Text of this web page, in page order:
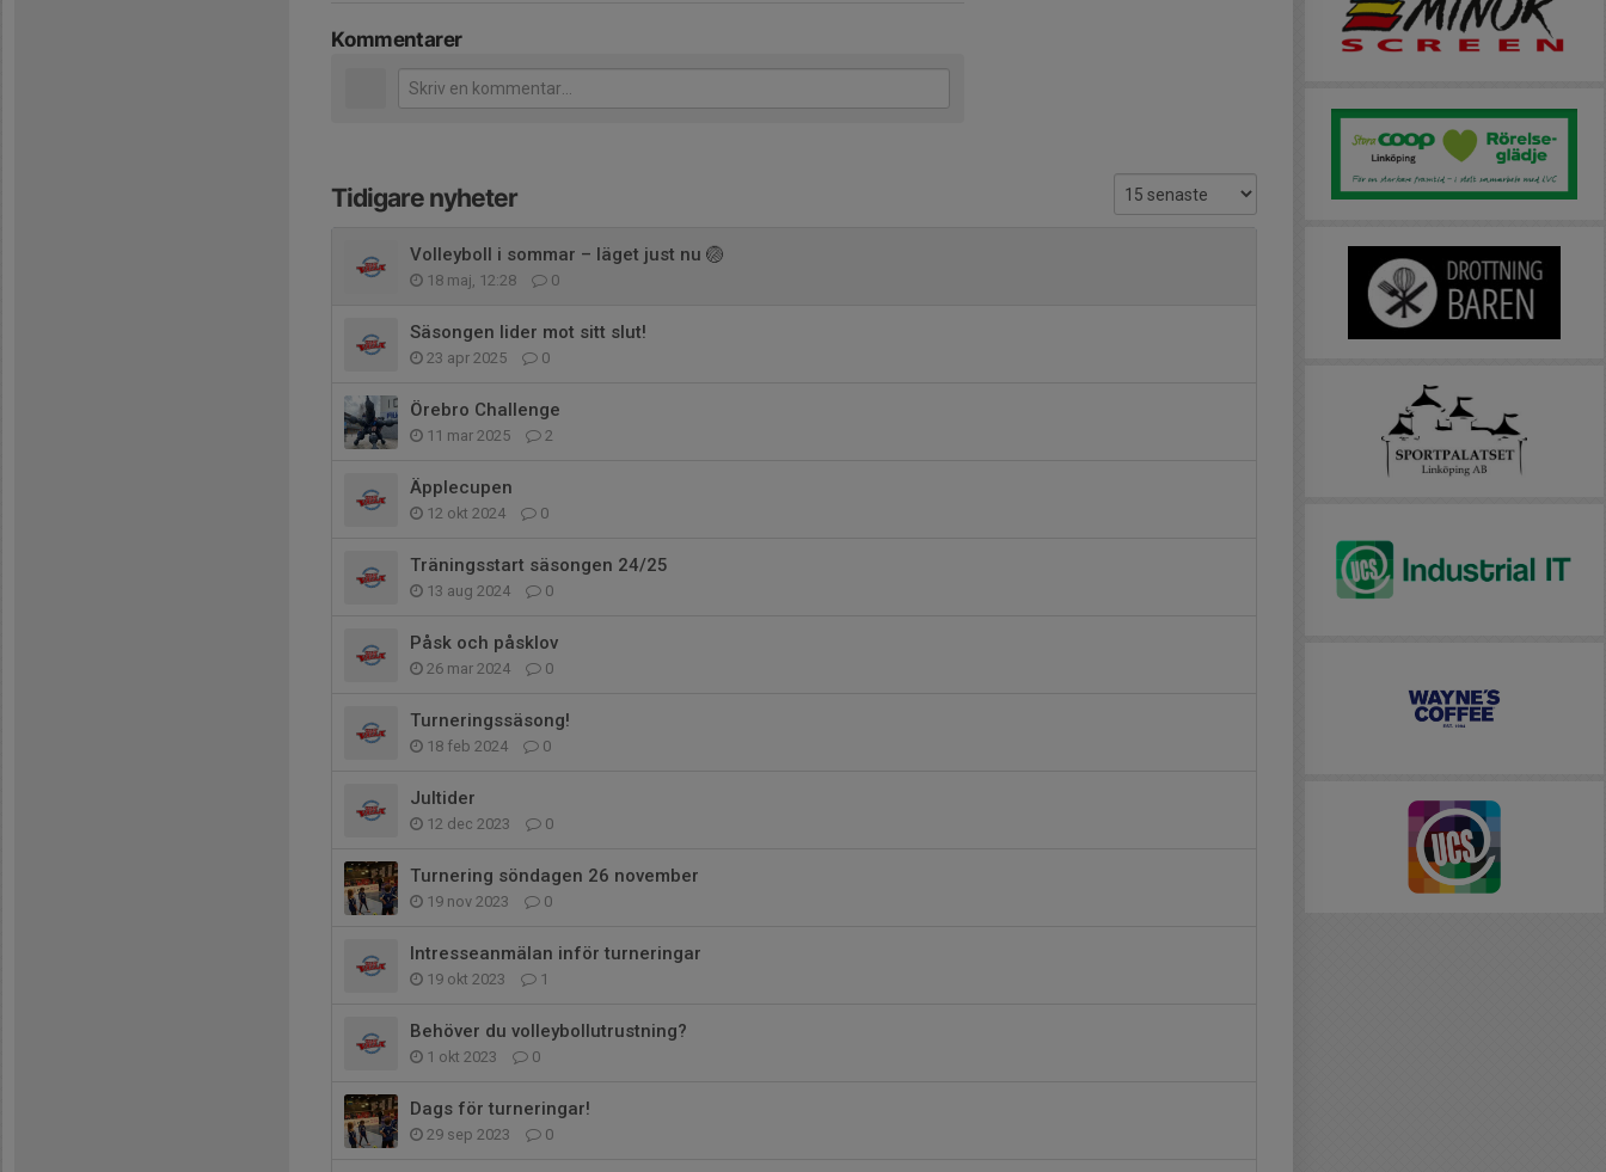
Kommentarer
Tidigare nyheter
Volleyboll i sommar – läget just nu 🏐
18 maj, 12:28 0
Säsongen lider mot sitt slut!
23 apr 2025 0
Örebro Challenge
11 mar 2025 2
Äpplecupen
12 okt 2024 0
Träningsstart säsongen 24/25
13 aug 2024 0
Påsk och påsklov
26 mar 2024 0
Turneringssäsong!
18 feb 2024 0
Jultider
12 dec 2023 0
Turnering söndagen 26 november
19 nov 2023 0
Intresseanmälan inför turneringar
19 okt 2023 1
Behöver du volleybollutrustning?
1 okt 2023 0
Dags för turneringar!
29 sep 2023 0